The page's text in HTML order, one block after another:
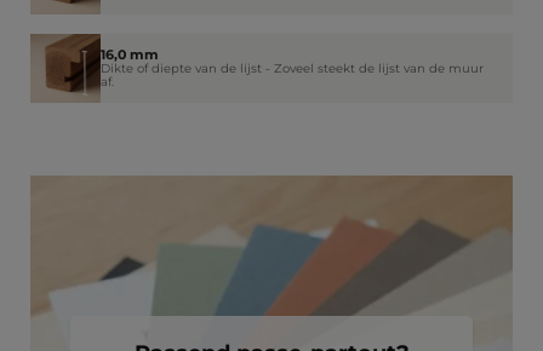
16,0 mm
Dikte of diepte van de lijst - Zoveel steekt de lijst van de muur
af.